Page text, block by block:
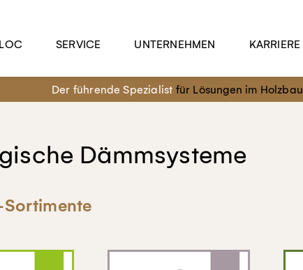
SERVICE UNTERNEHMEN KARRIERE
Der führende Spezialist für Lösungen im Holzbau
Dämmsysteme